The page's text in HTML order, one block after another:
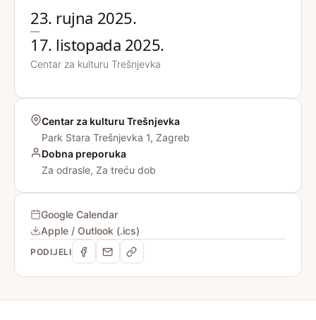
23. rujna 2025.
—
17. listopada 2025.
Centar za kulturu Trešnjevka
Centar za kulturu Trešnjevka
Park Stara Trešnjevka 1, Zagreb
Dobna preporuka
Za odrasle, Za treću dob
Google Calendar
Apple / Outlook (.ics)
PODIJELI